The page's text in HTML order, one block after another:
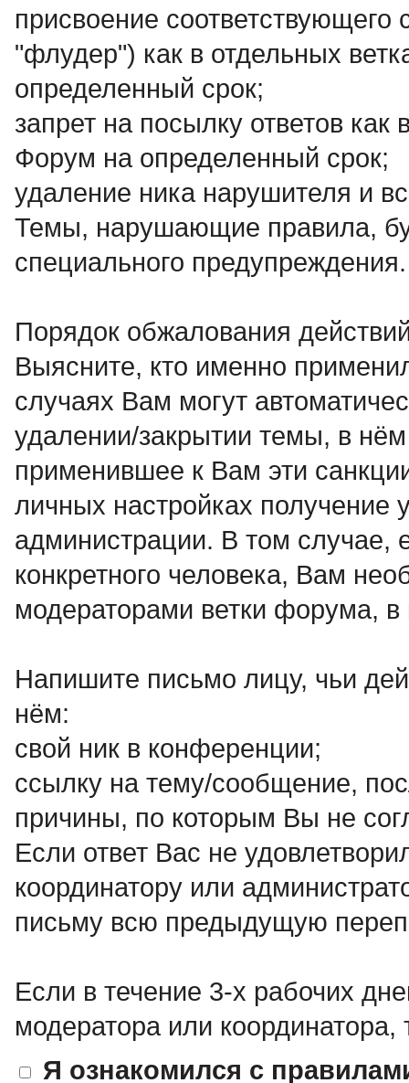
присвоение соответствующего
"флудер") как в отдельных
определенный срок;
запрет на посылку ответов
Форум на определенный срок;
удаление ника нарушителя и
Темы, нарушающие правила,
специального предупреждения.
Порядок обжалования
Выясните, кто именно
случаях Вам могут
удалении/закрытии темы, в
применившее к Вам эти
личных настройках получение
администрации. В том случае,
конкретного человека, Вам
модераторами ветки форума,
Напишите письмо лицу, чьи
нём:
свой ник в конференции;
ссылку на тему/сообщение,
причины, по которым Вы не
Если ответ Вас не
координатору или
письму всю предыдущую
Если в течение 3-х рабочих
модератора или
Я ознакомился с